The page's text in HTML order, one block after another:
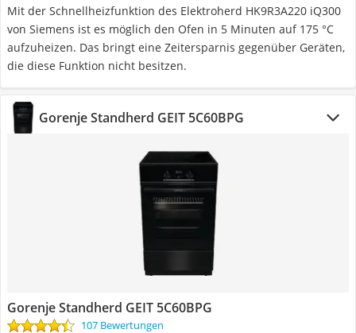
Mit der Schnellheizfunktion des Elektroherd HK9R3A220 iQ300
von Siemens ist es möglich den Ofen in 5 Minuten auf 175 °C
aufzuheizen. Das bringt eine Zeitersparnis gegenüber Geräten,
die diese Funktion nicht besitzen.
Gorenje Standherd GEIT 5C60BPG
Gorenje Standherd GEIT 5C60BPG
107 Bewertungen